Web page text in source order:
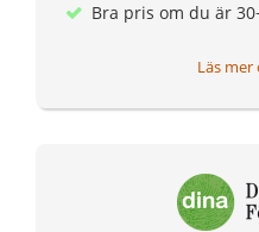
Bra pris om du är
Läs mer